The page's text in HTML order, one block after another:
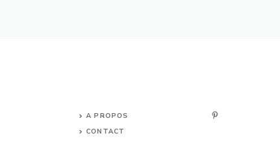
A PROPOS
CONTACT